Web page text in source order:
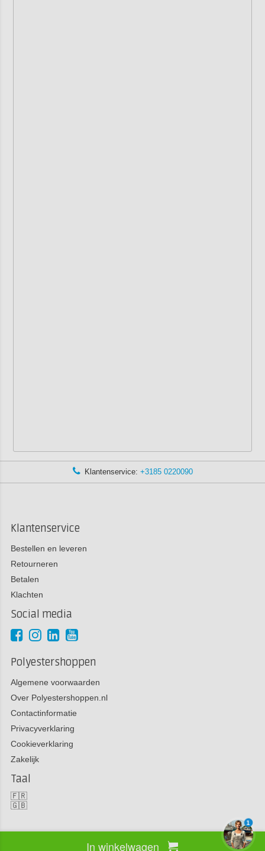
In winkelwagen
Klantenservice: +3185 0220090
Klantenservice
Bestellen en leveren
Retourneren
Betalen
Klachten
Social media
Polyestershoppen
Algemene voorwaarden
Over Polyestershoppen.nl
Contactinformatie
Privacyverklaring
Cookieverklaring
Zakelijk
Taal
🇫🇷
🇬🇧
Copyright 2026 Polyestershoppen bv
1